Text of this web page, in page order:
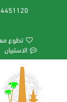
تطوع
الاستبيان